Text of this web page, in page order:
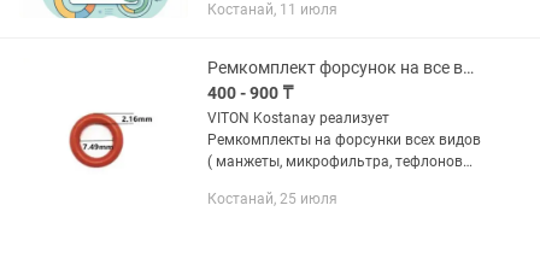
фискальный чек, акт выполненных
Костанай, 11 июля
Ремкомплект форсунок на все виды бензиновых форсунок
400 - 900 ₸
VITON Kostanay реализует
Ремкомплекты на форсунки всех видов
( манжеты, микрофильтра, тефлоновые
видов GDI, FSI, TFSI,IDE PIEZO Мы
Костанай, 25 июля